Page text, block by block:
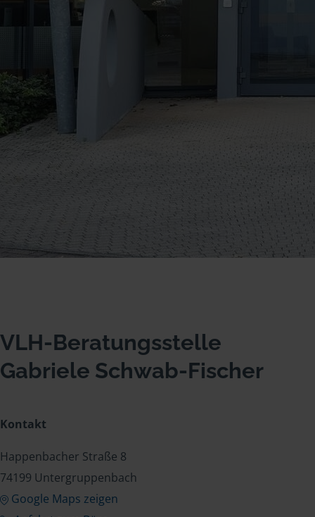
VLH-Beratungsstelle
Gabriele Schwab-Fischer
Kontakt
Happenbacher Straße 8
74199 Untergruppenbach
Google Maps zeigen